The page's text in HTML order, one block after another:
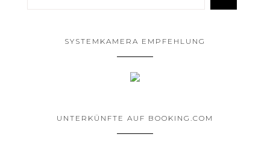
SYSTEMKAMERA EMPFEHLUNG
UNTERKÜNFTE AUF BOOKING.COM